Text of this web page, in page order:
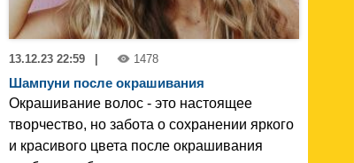
13.12.23 22:59 | 1478
Шампуни после окрашивания
Окрашивание волос - это настоящее
творчество, но забота о сохранении яркого
и красивого цвета после окрашивания